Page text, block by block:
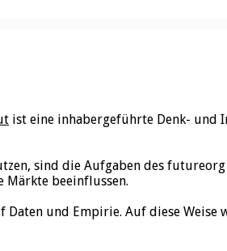
ist eine inhabergeführte Denk- und
sind die Aufgaben des
Märkte beeinflussen.
und Empirie. Auf diese